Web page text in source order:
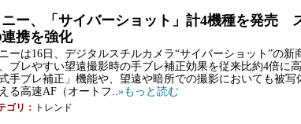
ニー、「サイバーショット」計4機種を発売
携を強化
ーは16日、デジタルスチルカメラ“サイバーショット”の新
ブレやすい望遠撮影時の手ブレ補正効果を従来比約4倍に
手ブレ補正」機能や、望遠や暗所での撮影においても被写
る高速AF（オートフ..»もっと読む
ゴリ： トレンド